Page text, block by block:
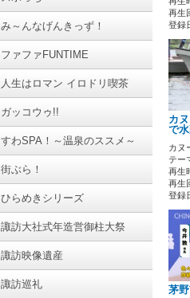
み～んなげんきっず！
ファファFUNTIME
人生はロマン イロドリ喫茶
ガッコウゥ!!
すわSPA！～温泉のススメ～
街ぶら！
ひらめきシリーズ
諏訪大社式年造営御柱大祭
諏訪映像遺産
諏訪巡礼
再生
登録
カ
で
カヌ
テー
再生
再生
登録
茅